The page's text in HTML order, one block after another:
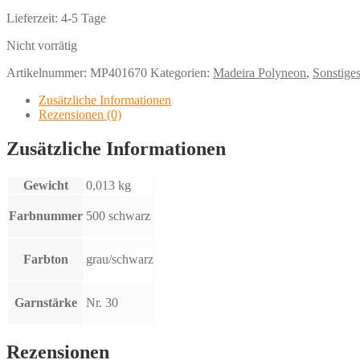
Lieferzeit: 4-5 Tage
Nicht vorrätig
Artikelnummer: MP401670 Kategorien: Madeira Polyneon,
Zusätzliche Informationen
Rezensionen (0)
Zusätzliche Informationen
Gewicht 0,013 kg
Farbnummer 500 schwarz
Farbton grau/schwarz
Garnstärke Nr. 30
Rezensionen